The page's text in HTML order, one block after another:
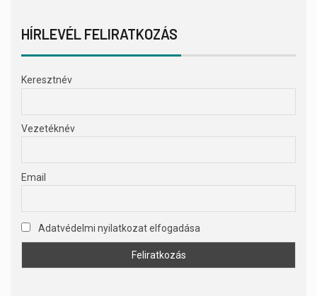
HÍRLEVÉL FELIRATKOZÁS
Keresztnév
Vezetéknév
Email
Adatvédelmi nyilatkozat elfogadása